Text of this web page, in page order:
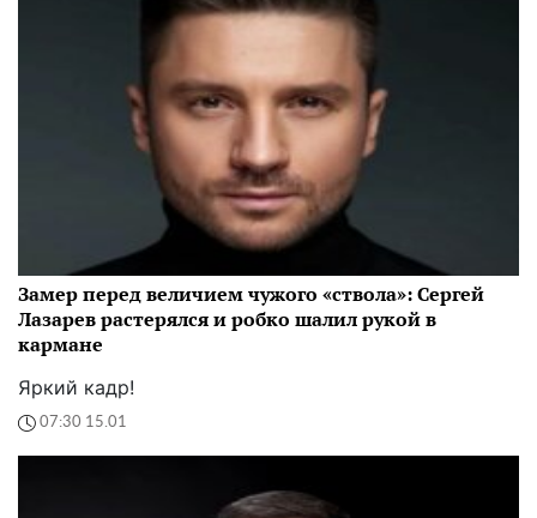
Замер перед величием чужого «ствола»: Сергей
Лазарев растерялся и робко шалил рукой в
кармане
Яркий кадр!
07:30 15.01